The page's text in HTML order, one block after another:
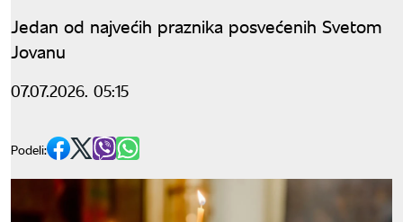
Jedan od najvećih praznika posvećenih Svetom
Jovanu
07.07.2026. 05:15
Podeli: